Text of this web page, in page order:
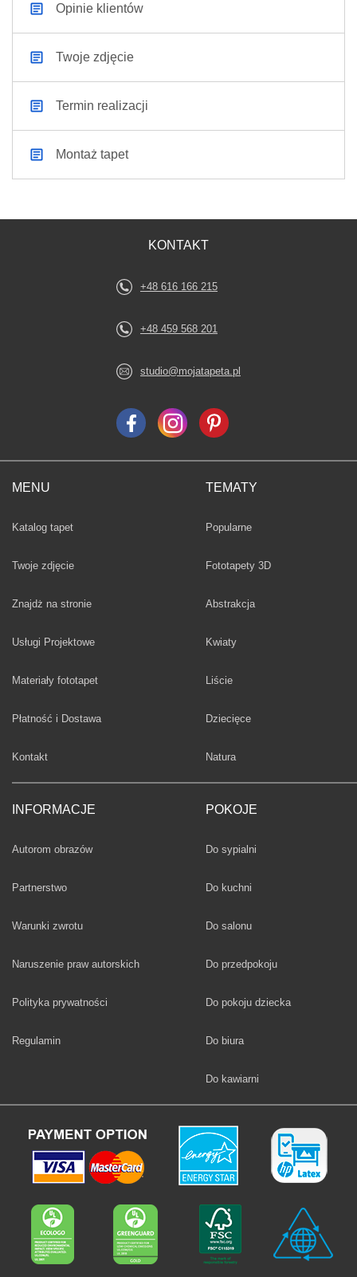
Opinie klientów
Twoje zdjęcie
Termin realizacji
Montaż tapet
MENU
Katalog tapet
Twoje zdjęcie
Znajdż na stronie
Usługi Projektowe
Materiały fototapet
Płatność i Dostawa
Kontakt
INFORMACJE
Autorom obrazów
Partnerstwo
Warunki zwrotu
Naruszenie praw autorskich
Polityka prywatności
Regulamin
TEMATY
Fototapety
Popularne
Fototapety 3D
Fototapety
Abstrakcja
Fototapety
Kwiaty
Fototapety
Liście
Fototapety
Dziecięce
Fototapety
Natura
POKOJE
Fototapety
Do sypialni
Fototapety
Do kuchni
Fototapety
Do salonu
Fototapety
Do przedpokoju
Fototapety
Do pokoju dziecka
Fototapety
Do biura
Fototapety
Do kawiarni
KONTAKT
+48 616 166 215
+48 459 568 201
studio@mojatapeta.pl